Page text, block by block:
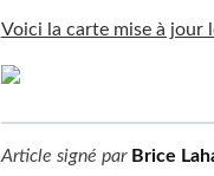
Voici la carte mise à jour
Article signé par Brice